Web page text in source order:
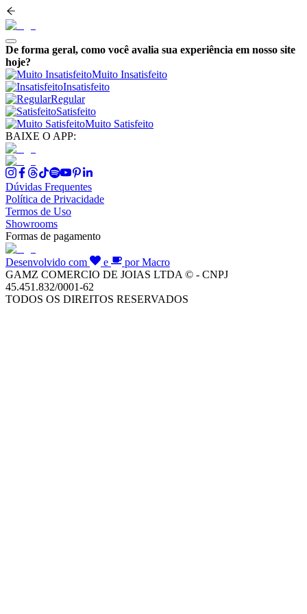
De forma geral, como você avalia sua experiência em nosso site
hoje?
Muito Insatisfeito
Insatisfeito
Regular
Satisfeito
Muito Satisfeito
BAIXE O APP:
Dúvidas Frequentes
Política de Privacidade
Termos de Uso
Showrooms
Formas de pagamento
Desenvolvido com e
por Macro
GAMZ COMERCIO DE JOIAS LTDA © - CNPJ
45.451.832/0001-62
TODOS OS DIREITOS RESERVADOS